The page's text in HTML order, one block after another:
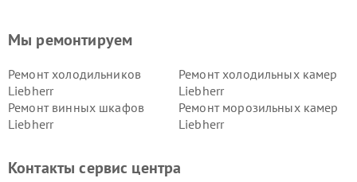
Мы ремонтируем
Ремонт холодильников
Liebherr
Ремонт холодильных камер
Liebherr
Ремонт винных шкафов
Liebherr
Ремонт морозильных камер
Liebherr
Контакты сервис центра